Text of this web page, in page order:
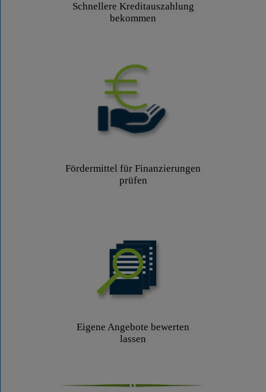
Schnellere Kreditauszahlung
bekommen
Fördermittel für Finanzierungen
prüfen
Eigene Angebote bewerten
lassen